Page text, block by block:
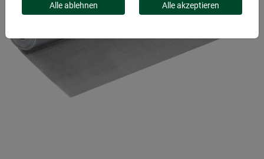
Alle ablehnen Alle akzeptieren